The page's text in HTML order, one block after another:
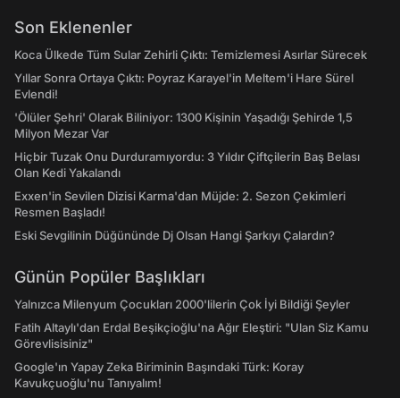
Son Eklenenler
Koca Ülkede Tüm Sular Zehirli Çıktı: Temizlemesi Asırlar Sürecek
Yıllar Sonra Ortaya Çıktı: Poyraz Karayel'in Meltem'i Hare Sürel
Evlendi!
'Ölüler Şehri' Olarak Biliniyor: 1300 Kişinin Yaşadığı Şehirde 1,5
Milyon Mezar Var
Hiçbir Tuzak Onu Durduramıyordu: 3 Yıldır Çiftçilerin Baş Belası
Olan Kedi Yakalandı
Exxen'in Sevilen Dizisi Karma'dan Müjde: 2. Sezon Çekimleri
Resmen Başladı!
Eski Sevgilinin Düğününde Dj Olsan Hangi Şarkıyı Çalardın?
Günün Popüler Başlıkları
Yalnızca Milenyum Çocukları 2000'lilerin Çok İyi Bildiği Şeyler
Fatih Altaylı'dan Erdal Beşikçioğlu'na Ağır Eleştiri: "Ulan Siz Kamu
Görevlisisiniz"
Google'ın Yapay Zeka Biriminin Başındaki Türk: Koray
Kavukçuoğlu'nu Tanıyalım!